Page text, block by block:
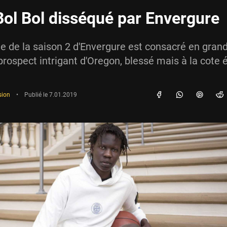
Bol disséqué par Envergure
de la saison 2 d'Envergure est consacré en
intrigant d'Oregon, blessé mais à la cote
• Publié le 7.01.2019